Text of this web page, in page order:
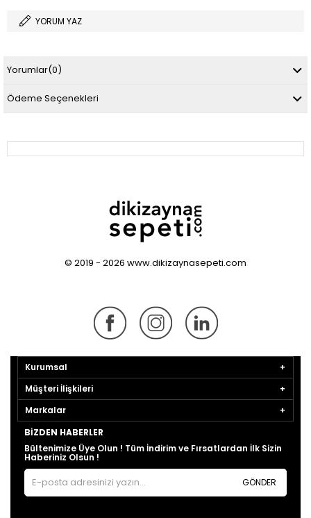
YORUM YAZ
Yorumlar(0)
Ödeme Seçenekleri
© 2019 - 2026 www.dikizaynasepeti.com
Kurumsal
Müşteri İlişkileri
Markalar
BIZDEN HABERLER
Bültenimize Üye Olun ! Tüm İndirim ve Fırsatlardan İlk Sizin
Haberiniz Olsun !
GÖNDER